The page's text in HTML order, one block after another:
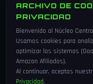
ARCHIVO DE
PRIVACIDAD
Bienvenido al Núcleo
Usamos cookies para
optimizar los sistemas
Amazon Afiliados).
Al continuar, aceptas
Privacidad.